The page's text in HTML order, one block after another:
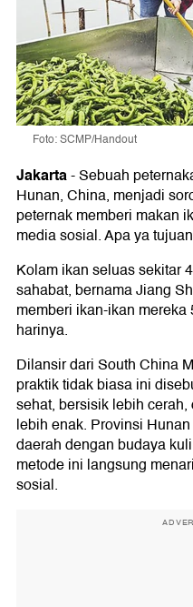
Foto: SCMP/Handout
Jakarta-Sebuah
Hunan, China, menjadi
peternak memberi makan
media sosial. Apa ya
Kolam ikan seluas sekitar
sahabat, bernama Jiang
memberi ikan-ikan
harinya.
Dilansir dari South China
praktik tidak biasa ini
sehat, bersisik lebih
lebih enak. Provinsi
daerah dengan budaya
metode ini langsung
sosial.